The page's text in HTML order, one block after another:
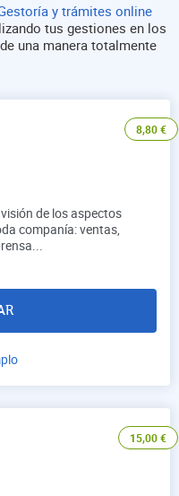
y trámites online
tus gestiones en los
una manera totalmente
8,80€
de los aspectos
companía: ventas,
15,00€